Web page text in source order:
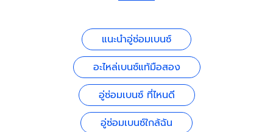
แนะนำอู่ซ่อมเบนซ์
อะไหล่เบนซ์แท้มือสอง
อู่ซ่อมเบนซ์ ที่ไหนดี
อู่ซ่อมเบนซ์ใกล้ฉัน